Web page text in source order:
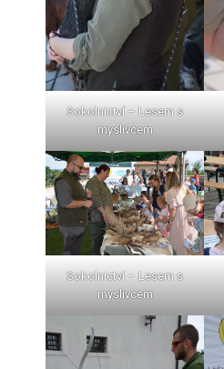
Sokolnictví – Lesem s
myslivcem
Sokolnictví – Lesem s
myslivcem